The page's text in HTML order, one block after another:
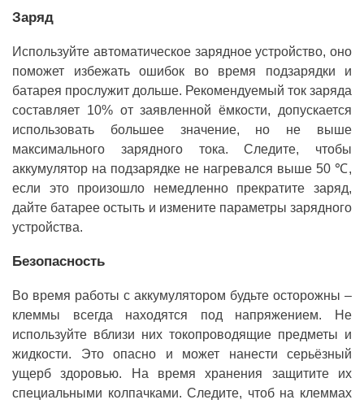
Заряд
Используйте автоматическое зарядное устройство, оно
поможет избежать ошибок во время подзарядки и
батарея прослужит дольше. Рекомендуемый ток заряда
составляет 10% от заявленной ёмкости, допускается
использовать большее значение, но не выше
максимального зарядного тока. Следите, чтобы
аккумулятор на подзарядке не нагревался выше 50 ℃,
если это произошло немедленно прекратите заряд,
дайте батарее остыть и измените параметры зарядного
устройства.
Безопасность
Во время работы с аккумулятором будьте осторожны –
клеммы всегда находятся под напряжением. Не
используйте вблизи них токопроводящие предметы и
жидкости. Это опасно и может нанести серьёзный
ущерб здоровью. На время хранения защитите их
специальными колпачками. Следите, чтоб на клеммах